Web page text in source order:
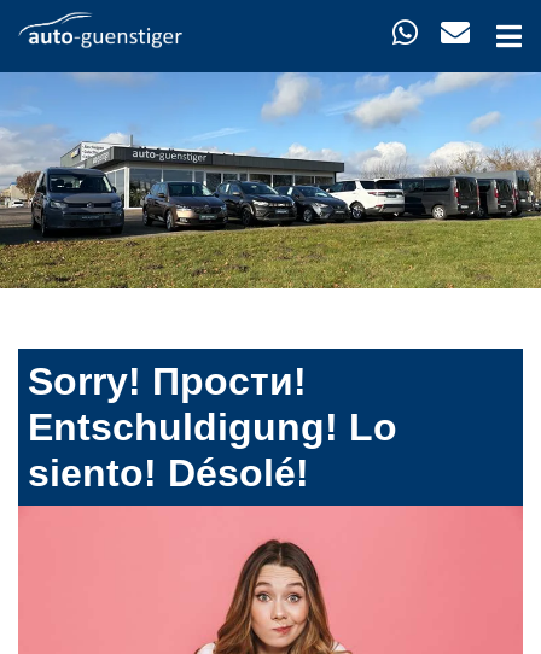
Sorry! Прости!
Entschuldigung! Lo
siento! Désolé!